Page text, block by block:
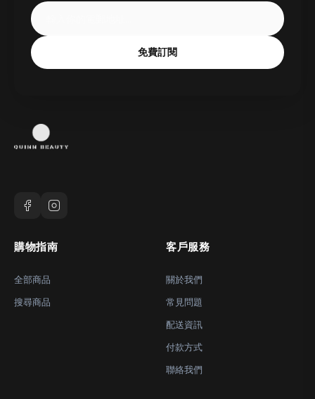
免費訂閱
購物指南
全部商品
搜尋商品
客戶服務
關於我們
常見問題
配送資訊
付款方式
聯絡我們